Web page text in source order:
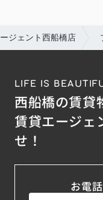
ジェント西船橋店
LIFE IS
西船橋の賃貸
賃貸エージェ
せ！
お電